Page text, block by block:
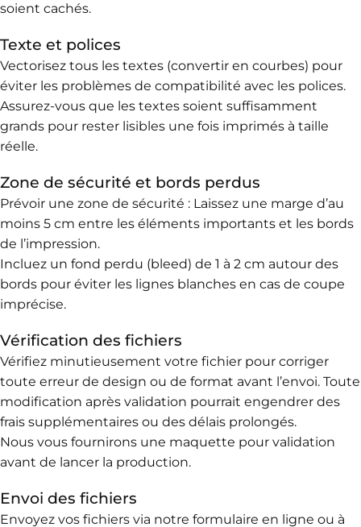
soient cachés.
Texte et polices
Vectorisez tous les textes (convertir en courbes) pour
éviter les problèmes de compatibilité avec les polices.
Assurez-vous que les textes soient suffisamment
grands pour rester lisibles une fois imprimés à taille
réelle.
Zone de sécurité et bords perdus
Prévoir une zone de sécurité : Laissez une marge d’au
moins 5 cm entre les éléments importants et les bords
de l’impression.
Incluez un fond perdu (bleed) de 1 à 2 cm autour des
bords pour éviter les lignes blanches en cas de coupe
imprécise.
Vérification des fichiers
Vérifiez minutieusement votre fichier pour corriger
toute erreur de design ou de format avant l’envoi. Toute
modification après validation pourrait engendrer des
frais supplémentaires ou des délais prolongés.
Nous vous fournirons une maquette pour validation
avant de lancer la production.
Envoi des fichiers
Envoyez vos fichiers via notre formulaire en ligne ou à